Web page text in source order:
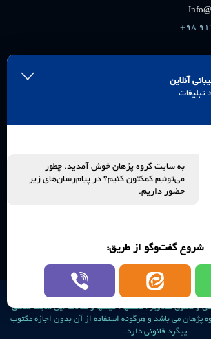
هتل رکسان
دنبال کنید.
و معنوی تصاویر ، عکسها ، فیلمها و مقالات این سایت متعلق
پژهان می باشد و هرگونه استفاده از آن بدون اجازه مکتوب
پیگرد قانونی دارد.
آنلاین
تبلیغات
به سایت گروه پژهان خوش آمدید. چطور
می‌تونیم کمکتون کنیم؟ در پیام‌رسان‌های زیر
حضور داریم.
شروع گفت‌وگو از طریق: